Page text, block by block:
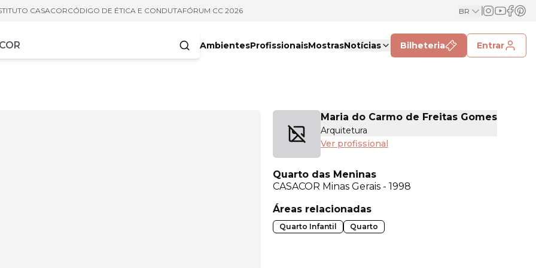
CASACORCÓDIGO DE ÉTICA E CONDUTAFÓRUM CC 2026 BR
AmbientesProfissionaisMostrasNotícias Bilheteria Entrar
Maria do Carmo de Freitas Gomes
Arquitetura
Ver profissional
Quarto das Meninas
CASACOR Minas Gerais - 1998
Áreas relacionadas
Quarto Infantil Quarto